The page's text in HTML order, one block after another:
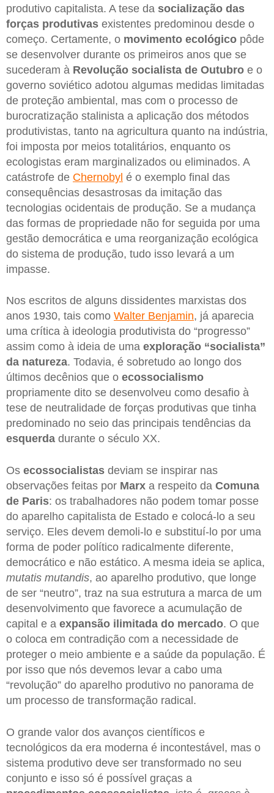
produtivo capitalista. A tese da socialização das
forças produtivas existentes predominou desde o
começo. Certamente, o movimento ecológico pôde
se desenvolver durante os primeiros anos que se
sucederam à Revolução socialista de Outubro e o
governo soviético adotou algumas medidas limitadas
de proteção ambiental, mas com o processo de
burocratização stalinista a aplicação dos métodos
produtivistas, tanto na agricultura quanto na indústria,
foi imposta por meios totalitários, enquanto os
ecologistas eram marginalizados ou eliminados. A
catástrofe de Chernobyl é o exemplo final das
consequências desastrosas da imitação das
tecnologias ocidentais de produção. Se a mudança
das formas de propriedade não for seguida por uma
gestão democrática e uma reorganização ecológica
do sistema de produção, tudo isso levará a um
impasse.
Nos escritos de alguns dissidentes marxistas dos
anos 1930, tais como Walter Benjamin, já aparecia
uma crítica à ideologia produtivista do “progresso”
assim como à ideia de uma exploração “socialista”
da natureza. Todavia, é sobretudo ao longo dos
últimos decênios que o ecossocialismo
propriamente dito se desenvolveu como desafio à
tese de neutralidade de forças produtivas que tinha
predominado no seio das principais tendências da
esquerda durante o século XX.
Os ecossocialistas deviam se inspirar nas
observações feitas por Marx a respeito da Comuna
de Paris: os trabalhadores não podem tomar posse
do aparelho capitalista de Estado e colocá-lo a seu
serviço. Eles devem demoli-lo e substituí-lo por uma
forma de poder político radicalmente diferente,
democrático e não estático. A mesma ideia se aplica,
mutatis mutandis, ao aparelho produtivo, que longe
de ser “neutro”, traz na sua estrutura a marca de um
desenvolvimento que favorece a acumulação de
capital e a expansão ilimitada do mercado. O que
o coloca em contradição com a necessidade de
proteger o meio ambiente e a saúde da população. É
por isso que nós devemos levar a cabo uma
“revolução” do aparelho produtivo no panorama de
um processo de transformação radical.
O grande valor dos avanços científicos e
tecnológicos da era moderna é incontestável, mas o
sistema produtivo deve ser transformado no seu
conjunto e isso só é possível graças a